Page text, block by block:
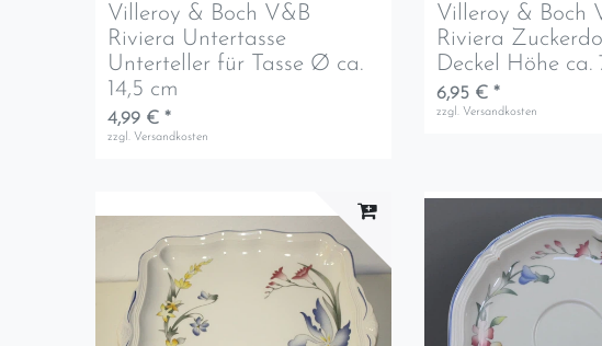
Villeroy & Boch V&B
Riviera Untertasse
Unterteller für Tasse Ø ca.
14,5 cm
4,99 € *
zzgl. Versandkosten
Villeroy & Boch
Riviera
Deckel Höhe ca.
6,95 € *
zzgl. Versandkosten